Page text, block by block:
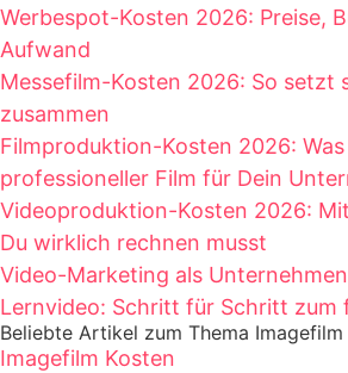
Werbespot-Kosten 2026: Preise,
Aufwand
Messefilm-Kosten 2026: So setzt
zusammen
Filmproduktion-Kosten 2026:
professioneller Film für Dein
Videoproduktion-Kosten 2026:
Du wirklich rechnen musst
Video-Marketing als
Lernvideo: Schritt für Schritt zum
Beliebte Artikel zum Thema Imagefilm
Imagefilm Kosten